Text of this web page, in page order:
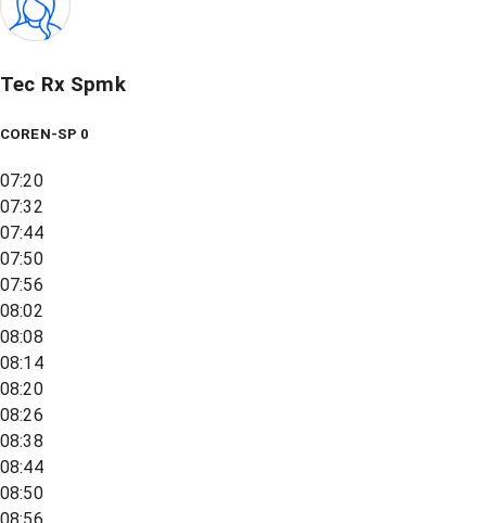
Tec Rx Spmk
COREN-SP 0
07:20
07:32
07:44
07:50
07:56
08:02
08:08
08:14
08:20
08:26
08:38
08:44
08:50